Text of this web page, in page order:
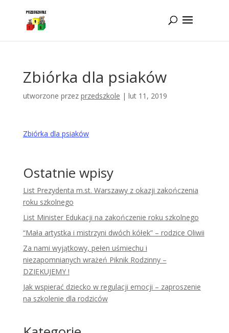
Zbiórka dla psiaków
utworzone przez przedszkole | lut 11, 2019
Zbiórka dla psiaków
Ostatnie wpisy
List Prezydenta m.st. Warszawy z okazji zakończenia
roku szkolnego
List Minister Edukacji na zakończenie roku szkolnego
“Mała artystka i mistrzyni dwóch kółek” – rodzice Oliwii
Za nami wyjątkowy, pełen uśmiechu i
niezapomnianych wrażeń Piknik Rodzinny –
DZIĘKUJEMY !
Jak wspierać dziecko w regulacji emocji – zaproszenie
na szkolenie dla rodziców